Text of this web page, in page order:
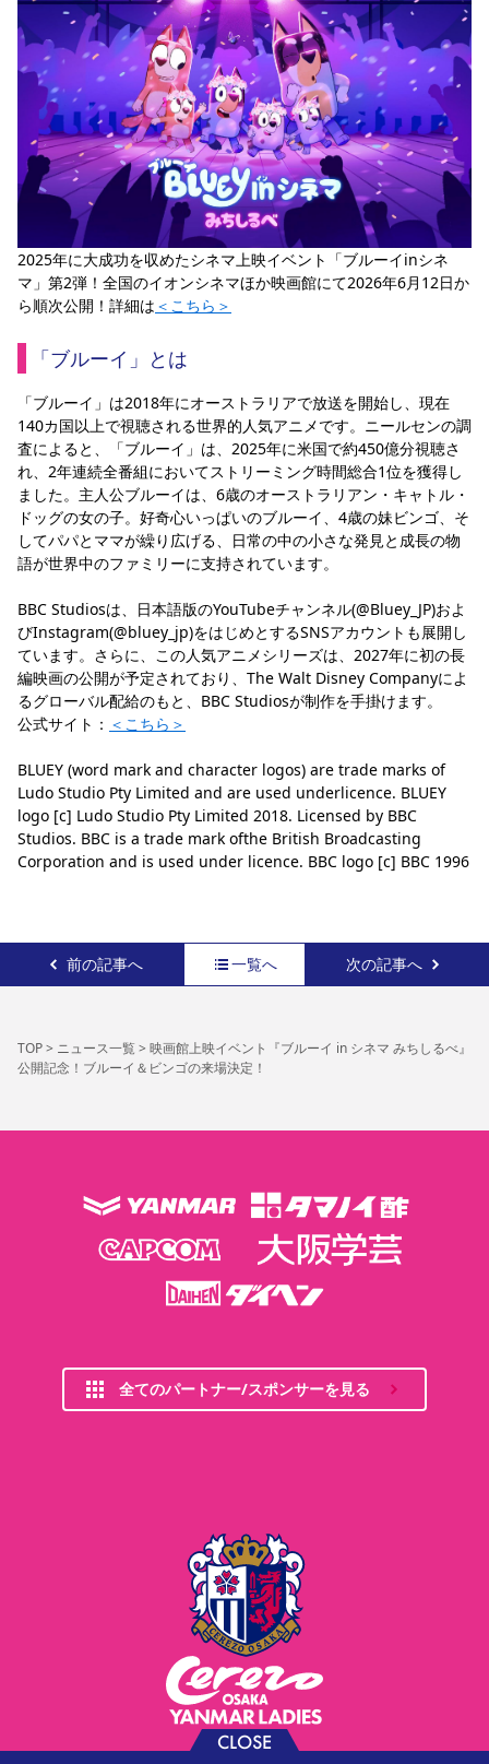
CLOSE
2025年に大成功を収めたシネマ上映イベント「ブルーイinシネ
マ」第2弾！全国のイオンシネマほか映画館にて2026年6月12日か
ら順次公開！詳細は ＜こちら＞
「ブルーイ」とは
「ブルーイ」は2018年にオーストラリアで放送を開始し、現在
140カ国以上で視聴される世界的人気アニメです。ニールセンの調
査によると、「ブルーイ」は、2025年に米国で約450億分視聴さ
れ、2年連続全番組においてストリーミング時間総合1位を獲得し
ました。主人公ブルーイは、6歳のオーストラリアン・キャトル・
ドッグの女の子。好奇心いっぱいのブルーイ、4歳の妹ビンゴ、そ
してパパとママが繰り広げる、日常の中の小さな発見と成長の物
語が世界中のファミリーに支持されています。
BBC Studiosは、日本語版のYouTubeチャンネル(@Bluey_JP)およ
びInstagram(@bluey_jp)をはじめとするSNSアカウントも展開し
ています。さらに、この人気アニメシリーズは、2027年に初の長
編映画の公開が予定されており、The Walt Disney Companyによ
るグローバル配給のもと、BBC Studiosが制作を手掛けます。
公式サイト： ＜こちら＞
BLUEY (word mark and character logos) are trade marks of
Ludo Studio Pty Limited and are used underlicence. BLUEY
logo [c] Ludo Studio Pty Limited 2018. Licensed by BBC
Studios. BBC is a trade mark ofthe British Broadcasting
Corporation and is used under licence. BBC logo [c] BBC 1996
前の記事へ 一覧へ 次の記事へ
TOP> ニュース一覧> 映画館上映イベント『ブルーイ in シネマ みちしるべ』
公開記念！ブルーイ＆ビンゴの来場決定！
全てのパートナー/スポンサーを見る